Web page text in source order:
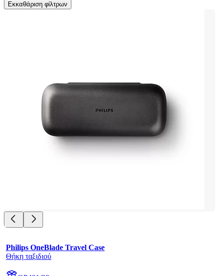
Εκκαθάριση φίλτρων
Philips OneBlade Travel Case
Θήκη ταξιδιού